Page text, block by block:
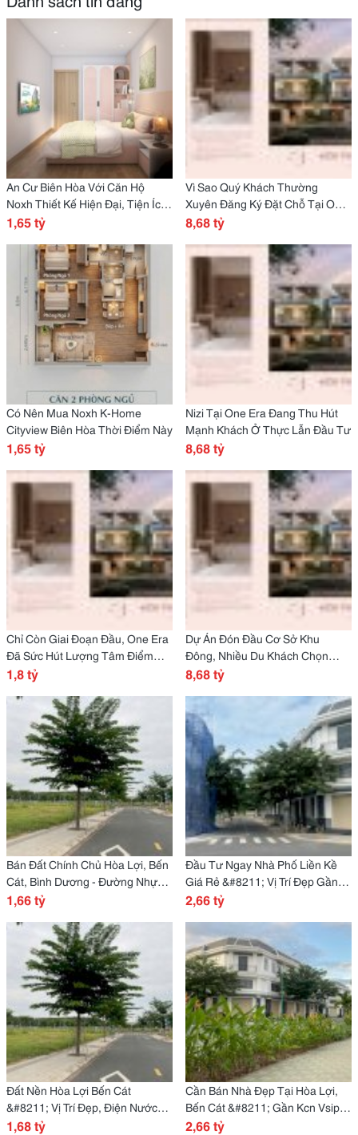
An Cư Biên Hòa Với Căn Hộ
Noxh Thiết Kế Hiện Đại, Tiện Ích
Đầy Đủ
1,65 tỷ
Vì Sao Quý Khách Thường
Xuyên Đăng Ký Đặt Chỗ Tại One
Era?
8,68 tỷ
Có Nên Mua Noxh K-Home
Cityview Biên Hòa Thời Điểm Này
1,65 tỷ
Nizi Tại One Era Đang Thu Hút
Mạnh Khách Ở Thực Lẫn Đầu Tư
8,68 tỷ
Chỉ Còn Giai Đoạn Đầu, One Era
Đã Sức Hút Lượng Tâm Điểm
Cực Lớn
1,8 tỷ
Dự Án Đón Đầu Cơ Sở Khu
Đông, Nhiều Du Khách Chọn
One Era Ngay Từ Trên Đầu
8,68 tỷ
Bán Đất Chính Chủ Hòa Lợi, Bến
Cát, Bình Dương - Đường Nhựa
Rộng, Pháp Lý Chuẩn!
1,66 tỷ
Đầu Tư Ngay Nhà Phố Liền Kề
Giá Rẻ &#8211; Vị Trí Đẹp Gần
Kcn Đông Nam Á!
2,66 tỷ
Đất Nền Hòa Lợi Bến Cát
&#8211; Vị Trí Đẹp, Điện Nước
Âm, Giá Đầu Tư Lý Tưởng!
1,68 tỷ
Cần Bán Nhà Đẹp Tại Hòa Lợi,
Bến Cát &#8211; Gần Kcn Vsip 2,
Thiết Kế Hiện Đại, Sổ Hồng
2,66 tỷ